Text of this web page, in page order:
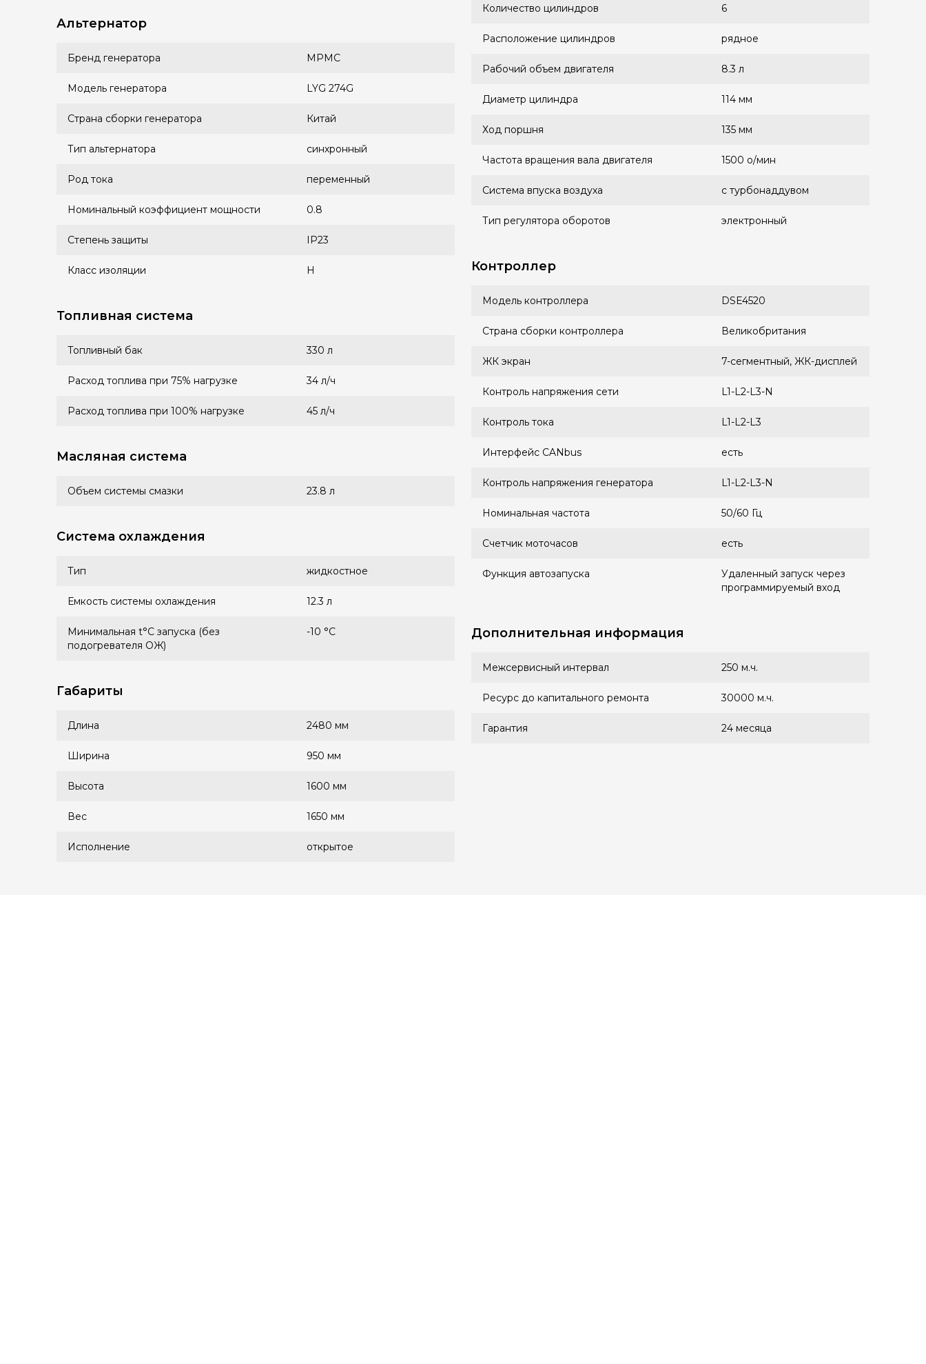
Количество цилиндров 6
Расположение цилиндров рядное
Рабочий объем двигателя 8.3 л
Диаметр цилиндра 114 мм
Ход поршня 135 мм
Частота вращения вала двигателя 1500 о/мин
Система впуска воздуха с турбонаддувом
Тип регулятора оборотов электронный
Альтернатор
Бренд генератора MPMC
Модель генератора LYG 274G
Страна сборки генератора Китай
Тип альтернатора синхронный
Род тока переменный
Номинальный коэффициент мощности 0.8
Степень защиты IP23
Класс изоляции H Контроллер
Модель контроллера DSE4520
Страна сборки контроллера Великобритания
ЖК экран 7-сегментный, ЖК-дисплей
Контроль напряжения сети L1-L2-L3-N
Контроль тока L1-L2-L3
Интерфейс CANbus есть
Контроль напряжения генератора L1-L2-L3-N
Номинальная частота 50/60 Гц
Счетчик моточасов есть
Функция автозапуска
Удаленный запуск через
программируемый вход
Топливная система
Топливный бак 330 л
Расход топлива при 75% нагрузке 34 л/ч
Расход топлива при 100% нагрузке 45 л/ч
Масляная система
Объем системы смазки 23.8 л
Система охлаждения
Тип жидкостное
Емкость системы охлаждения 12.3 л
Минимальная t°С запуска (без
подогревателя ОЖ)
-10 °С Дополнительная информация
Межсервисный интервал 250 м.ч.
Ресурс до капитального ремонта 30000 м.ч.
Гарантия 24 месяца
Габариты
Длина 2480 мм
Ширина 950 мм
Высота 1600 мм
Вес 1650 мм
Исполнение открытое